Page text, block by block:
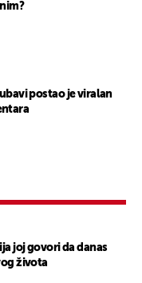
postao je viralan
joj govori da danas
života